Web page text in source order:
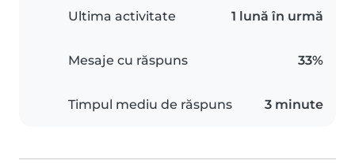
Ultima activitate 1 lună în urmă
Mesaje cu răspuns 33%
Timpul mediu de răspuns 3 minute